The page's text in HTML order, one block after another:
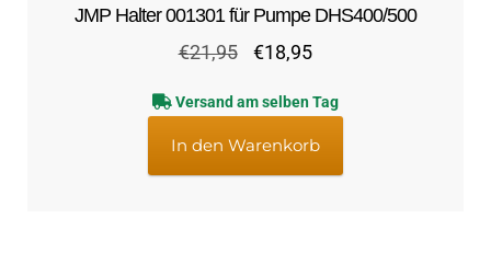
JMP Halter 001301 für Pumpe DHS400/500
€21,95
Ursprünglicher
war:
€21,95
€18,95Aktueller
ist:
€18,95.
Versand am selben Tag
In den Warenkorb